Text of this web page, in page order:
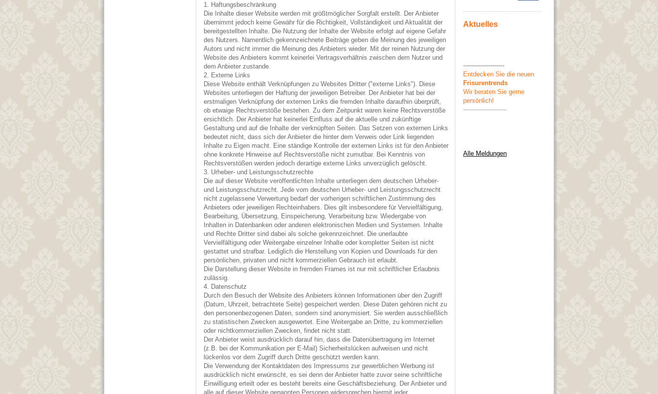
1. Haftungsbeschränkung
Die Inhalte dieser Website werden mit größtmöglicher Sorgfalt erstellt. Der Anbieter
übernimmt jedoch keine Gewähr für die Richtigkeit, Vollständigkeit und Aktualität der
bereitgestellten Inhalte. Die Nutzung der Inhalte der Website erfolgt auf eigene Gefahr
des Nutzers. Namentlich gekennzeichnete Beiträge geben die Meinung des jeweiligen
Autors und nicht immer die Meinung des Anbieters wieder. Mit der reinen Nutzung der
Website des Anbieters kommt keinerlei Vertragsverhältnis zwischen dem Nutzer und
dem Anbieter zustande.
2. Externe Links
Diese Website enthält Verknüpfungen zu Websites Dritter ("externe Links"). Diese
Websites unterliegen der Haftung der jeweiligen Betreiber. Der Anbieter hat bei der
erstmaligen Verknüpfung der externen Links die fremden Inhalte daraufhin überprüft,
ob etwaige Rechtsverstöße bestehen. Zu dem Zeitpunkt waren keine Rechtsverstöße
ersichtlich. Der Anbieter hat keinerlei Einfluss auf die aktuelle und zukünftige
Gestaltung und auf die Inhalte der verknüpften Seiten. Das Setzen von externen Links
bedeutet nicht, dass sich der Anbieter die hinter dem Verweis oder Link liegenden
Inhalte zu Eigen macht. Eine ständige Kontrolle der externen Links ist für den Anbieter
ohne konkrete Hinweise auf Rechtsverstöße nicht zumutbar. Bei Kenntnis von
Rechtsverstößen werden jedoch derartige externe Links unverzüglich gelöscht.
3. Urheber- und Leistungsschutzrechte
Die auf dieser Website veröffentlichten Inhalte unterliegen dem deutschen Urheber-
und Leistungsschutzrecht. Jede vom deutschen Urheber- und Leistungsschutzrecht
nicht zugelassene Verwertung bedarf der vorherigen schriftlichen Zustimmung des
Anbieters oder jeweiligen Rechteinhabers. Dies gilt insbesondere für Vervielfältigung,
Bearbeitung, Übersetzung, Einspeicherung, Verarbeitung bzw. Wiedergabe von
Inhalten in Datenbanken oder anderen elektronischen Medien und Systemen. Inhalte
und Rechte Dritter sind dabei als solche gekennzeichnet. Die unerlaubte
Vervielfältigung oder Weitergabe einzelner Inhalte oder kompletter Seiten ist nicht
gestattet und strafbar. Lediglich die Herstellung von Kopien und Downloads für den
persönlichen, privaten und nicht kommerziellen Gebrauch ist erlaubt.
Die Darstellung dieser Website in fremden Frames ist nur mit schriftlicher Erlaubnis
zulässig.
4. Datenschutz
Durch den Besuch der Website des Anbieters können Informationen über den Zugriff
(Datum, Uhrzeit, betrachtete Seite) gespeichert werden. Diese Daten gehören nicht zu
den personenbezogenen Daten, sondern sind anonymisiert. Sie werden ausschließlich
zu statistischen Zwecken ausgewertet. Eine Weitergabe an Dritte, zu kommerziellen
oder nichtkommerziellen Zwecken, findet nicht statt.
Der Anbieter weist ausdrücklich darauf hin, dass die Datenübertragung im Internet
(z.B. bei der Kommunikation per E-Mail) Sicherheitslücken aufweisen und nicht
lückenlos vor dem Zugriff durch Dritte geschützt werden kann.
Die Verwendung der Kontaktdaten des Impressums zur gewerblichen Werbung ist
ausdrücklich nicht erwünscht, es sei denn der Anbieter hatte zuvor seine schriftliche
Einwilligung erteilt oder es besteht bereits eine Geschäftsbeziehung. Der Anbieter und
alle auf dieser Website genannten Personen widersprechen hiermit jeder
Aktuelles
---------------------
Entdecken Sie die neuen
Frisurentrends
Wir beraten Sie gerne
persönlich!
----------------------
Alle Meldungen